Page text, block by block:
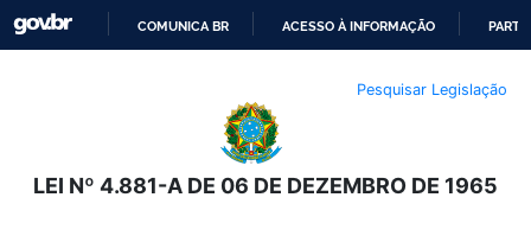
O
CONTEÚDO
COMUNICA BR ACESSO À INFORMAÇÃO
Pesquisar Legislação
LEI Nº 4.881-A DE 06 DE DEZEMBRO DE 1965